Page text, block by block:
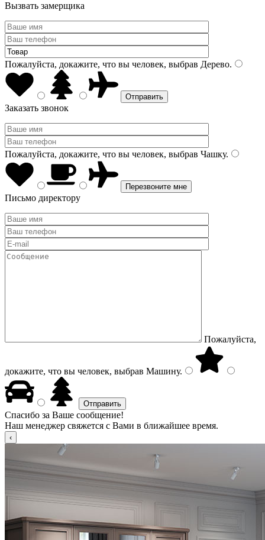
Вызвать замерщика
Пожалуйста, докажите, что вы человек, выбрав Дерево.
Заказать звонок
Пожалуйста, докажите, что вы человек, выбрав Чашку.
Письмо директору
Пожалуйста,
докажите, что вы человек, выбрав Машину.
Спасибо за Ваше сообщение!
Наш менеджер свяжется с Вами в ближайшее время.